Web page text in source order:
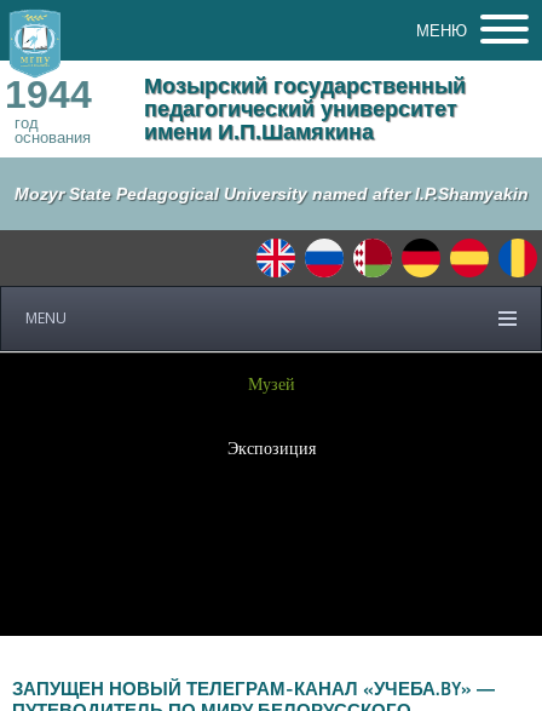
МЕНЮ
1944
год
основания
Мозырский государственный
педагогический университет
имени И.П.Шамякина
Mozyr State Pedagogical University named after I.P.Shamyakin
MENU
Музей
Экспозиция
ЗАПУЩЕН НОВЫЙ ТЕЛЕГРАМ-КАНАЛ «УЧЕБА.BY» —